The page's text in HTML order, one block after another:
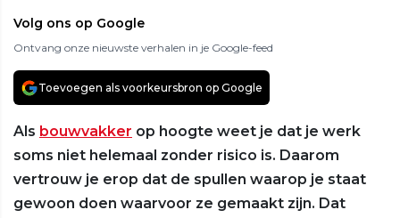
Volg ons op Google
Ontvang onze nieuwste verhalen in je Google-feed
Toevoegen als voorkeursbron op Google
Als bouwvakker op hoogte weet je dat je werk
soms niet helemaal zonder risico is. Daarom
vertrouw je erop dat de spullen waarop je staat
gewoon doen waarvoor ze gemaakt zijn. Dat